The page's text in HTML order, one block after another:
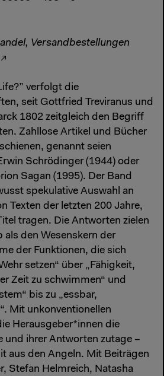
Versandbestellungen
verfolgt die
seit Gottfried Treviranus und
1802 zeitgleich den Begriff
Zahllose Artikel und Bücher
genannt seien
Schrödinger (1944) oder
Sagan (1995). Der Band
spekulative Auswahl an
Texten der letzten 200 Jahre,
tragen. Die Antworten zielen
als den Wesenskern der
der Funktionen, die sich
setzen“ über „Fähigkeit,
Zeit zu schwimmen“ und
bis zu „essbar,
Mit unkonventionellen
Herausgeber*innen die
und ihrer Antworten zutage –
aus den Angeln. Mit Beiträgen
Stefan Helmreich, Natasha